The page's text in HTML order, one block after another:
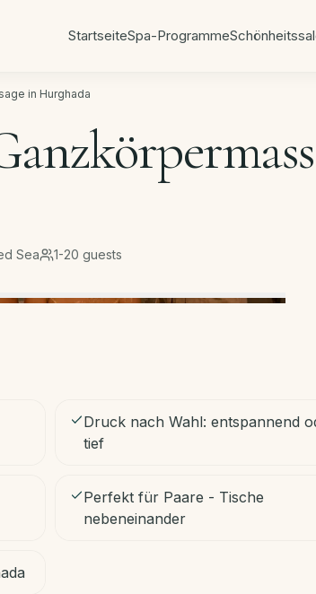
StartseiteSpa-Programme
in Hurghada
Sea 1-20 guests
Druck nach Wahl: entspannend
tief
Perfekt für Paare - Tische
nebeneinander